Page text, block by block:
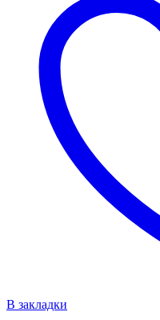
В закладки